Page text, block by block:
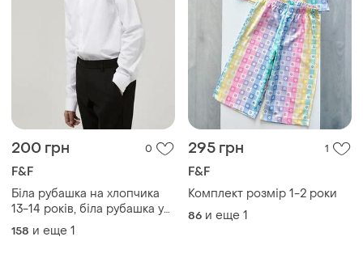
200 грн 0
F&F
Біла рубашка на хлопчика
13-14 років, біла рубашка у
школу, рубашка f&f 13-14
158 и еще 1
295 грн 1
F&F
Комплект розмір 1-2 роки
86 и еще 1